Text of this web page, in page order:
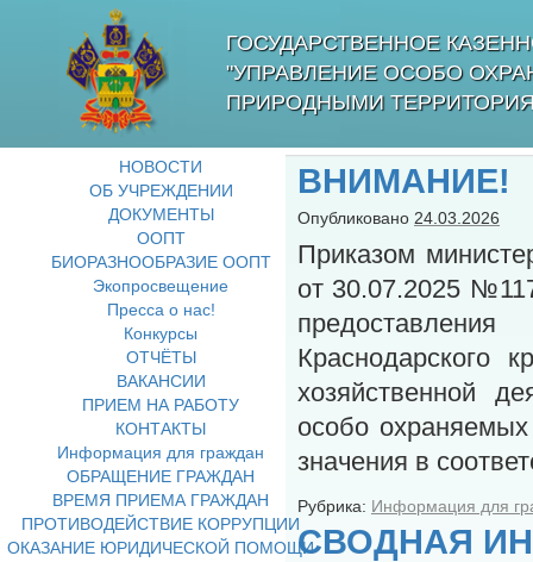
ГОСУДАРСТВЕННОЕ
"УПРАВЛЕНИЕ ОСОБО
ПРИРОДНЫМИ
ВНИМАНИЕ!
Опубликовано 24.03.2026
Приказом
от 30.07.2025
Краснодарского
хозяйственной
особо
значения в
Рубрика: Информация для
СВОДНАЯ
НОВОСТИ
ОБ УЧРЕЖДЕНИИ
ДОКУМЕНТЫ
ООПТ
БИОРАЗНООБРАЗИЕ ООПТ
Экопросвещение
Пресса о нас!
Конкурсы
ОТЧЁТЫ
ВАКАНСИИ
ПРИЕМ НА РАБОТУ
КОНТАКТЫ
Информация для граждан
ОБРАЩЕНИЕ ГРАЖДАН
ВРЕМЯ ПРИЕМА ГРАЖДАН
ПРОТИВОДЕЙСТВИЕ КОРРУПЦИИ
ОКАЗАНИЕ ЮРИДИЧЕСКОЙ ПОМОЩИ